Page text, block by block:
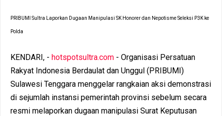
PRIBUMI Sultra Laporkan Dugaan Manipulasi SK Honorer dan Nepotisme Seleksi P3K ke
Polda
KENDARI, - hotspotsultra.com - Organisasi Persatuan
Rakyat Indonesia Berdaulat dan Unggul (PRIBUMI)
Sulawesi Tenggara menggelar rangkaian aksi demonstrasi
di sejumlah instansi pemerintah provinsi sebelum secara
resmi melaporkan dugaan manipulasi Surat Keputusan